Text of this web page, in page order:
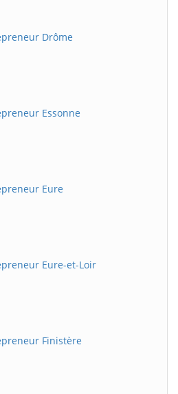
Drôme
Essonne
Eure
Eure-et-Loir
Finistère